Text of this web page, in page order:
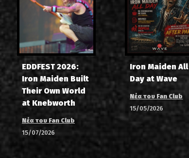
EDDFEST 2026:
Iron Maiden Built
Their Own World
at Knebworth
Νέα του Fan Club
15/07/2026
Iron Maiden All
Day at Wave
Νέα του Fan Club
15/05/2026